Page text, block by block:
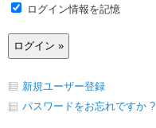
ログイン情報を記憶
新規ユーザー登録
パスワードをお忘れですか ?